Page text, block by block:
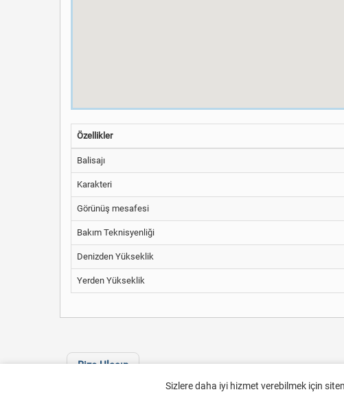
Özellikler
Balisajı
Karakteri
Görünüş mesafesi
Bakım Teknisyenliği
Denizden Yükseklik
Yerden Yükseklik
Bize Ulaşın
Sizlere daha iyi hizmet verebilmek için